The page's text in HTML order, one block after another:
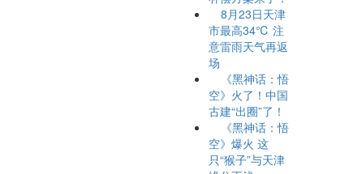
8月23日天津
市最高34℃ 注
意雷雨天气再返
场
《黑神话：悟
空》火了！中国
古建“出圈”了！
《黑神话：悟
空》爆火 这
只“猴子”与天津